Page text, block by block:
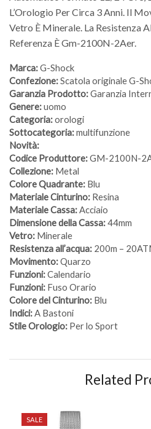
L’Orologio Per Circa 3 Anni. Il
Vetro È Minerale. La Resistenza
Referenza È Gm-2100N-2Aer.
Marca:G-Shock
Confezione:Scatola originale G-
Garanzia Prodotto:Garanzia
Genere:uomo
Categoria:orologi
Sottocategoria:multifunzione
Novità:
Codice Produttore:GM-2100N-
Collezione: Metal
Colore Quadrante: Blu
Materiale Cinturino: Resina
Materiale Cassa:Acciaio
Dimensione della Cassa:44mm
Vetro: Minerale
Resistenza all’acqua: 200m –
Movimento:Quarzo
Funzioni:Calendario
Funzioni: Fuso Orario
Colore del Cinturino: Blu
Indici:A Bastoni
Stile Orologio: Per lo Sport
Related
SALE